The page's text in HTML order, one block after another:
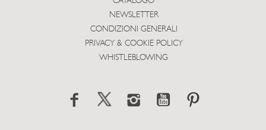
NEWSLETTER
CONDIZIONI GENERALI
PRIVACY & COOKIE POLICY
WHISTLEBLOWING